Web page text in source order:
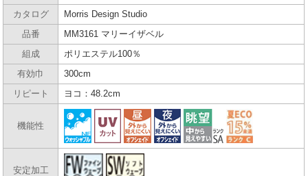
カタログ
Morris Design Studio
品番
MM3161 マリーイザベル
組成
ポリエステル100％
有効巾
300cm
リピート
ヨコ：48.2cm
機能性
安定加工